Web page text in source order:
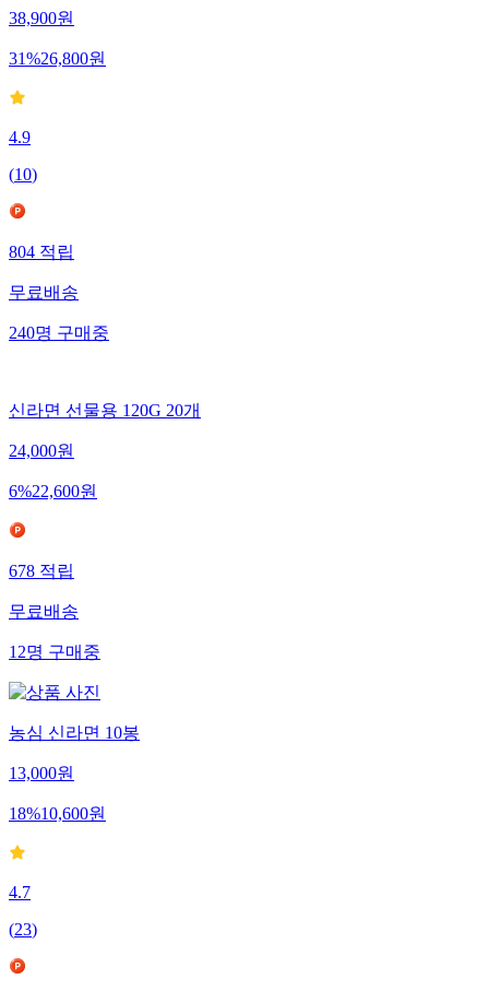
38,900원
31%26,800원
4.9
(10)
804적립
무료배송
240명구매중
신라면 선물용 120G 20개
24,000원
6%22,600원
678적립
무료배송
12명구매중
농심 신라면 10봉
13,000원
18%10,600원
4.7
(23)